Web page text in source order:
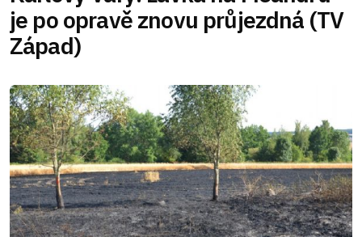
je po opravě znovu průjezdná (TV
Západ)